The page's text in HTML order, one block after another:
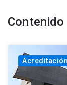
Acreditación